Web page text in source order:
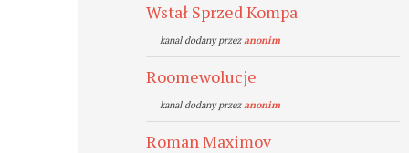
Wstał Sprzed Kompa
kanal dodany przezanonim
Roomewolucje
kanal dodany przezanonim
Roman Maximov